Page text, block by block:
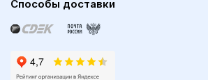
Способы доставки